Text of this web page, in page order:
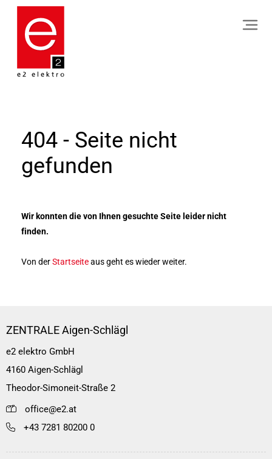
404 - Seite nicht
gefunden
Wir konnten die von Ihnen gesuchte Seite leider nicht
finden.
Von derStartseiteaus geht es wieder weiter.
ZENTRALE Aigen-Schlägl
e2 elektro GmbH
4160 Aigen-Schlägl
Theodor-Simoneit-Straße 2
office@e2.at
+43 7281 80200 0